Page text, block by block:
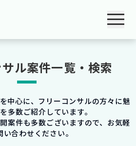
ル案件一覧・検索
中心に、フリーコンサルの方々に魅
多数ご紹介しています。
案件も多数ございますので、お気軽
い合わせください。